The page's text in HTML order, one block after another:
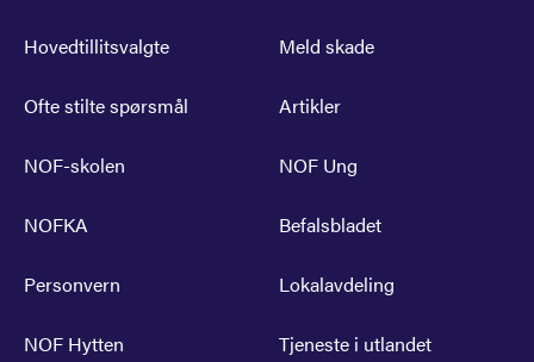
Hovedtillitsvalgte Meld skade
Ofte stilte spørsmål Artikler
NOF-skolen NOF Ung
NOFKA Befalsbladet
Personvern Lokalavdeling
NOF Hytten Tjeneste i utlandet